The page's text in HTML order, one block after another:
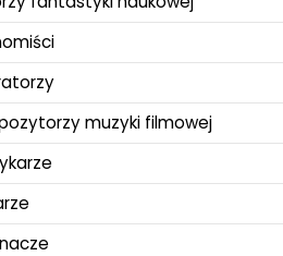
muzyki filmowej